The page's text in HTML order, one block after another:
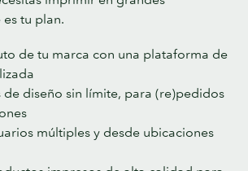
es tu plan.
de tu marca con una plataforma de
de diseño sin límite, para (re)pedidos
múltiples y desde ubicaciones